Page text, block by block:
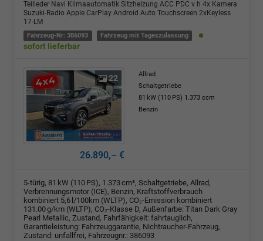
Teilleder Navi Klimaautomatik Sitzheizung ACC PDC v h 4x Kamera
Suzuki-Radio Apple CarPlay Android Auto Touchscreen 2xKeyless
17-LM
Fahrzeug-Nr: 386093 Fahrzeug mit Tageszulassung
sofort lieferbar
22
Allrad
Schaltgetriebe
81 kW (110 PS) 1.373 ccm
Benzin
26.890,– €
5-türig, 81 kW (110 PS), 1.373 cm³, Schaltgetriebe, Allrad,
Verbrennungsmotor (ICE), Benzin, Kraftstoffverbrauch
kombiniert 5,6 l/100km (WLTP), CO₂-Emission kombiniert
131.00 g/km (WLTP), CO₂-Klasse D, Außenfarbe: Titan Dark Gray
Pearl Metallic, Zustand, Fahrfähigkeit: fahrtauglich,
Garantieleistung: Fahrzeuggarantie, Nichtraucher-Fahrzeug,
Zustand: unfallfrei, Fahrzeugnr.: 386093